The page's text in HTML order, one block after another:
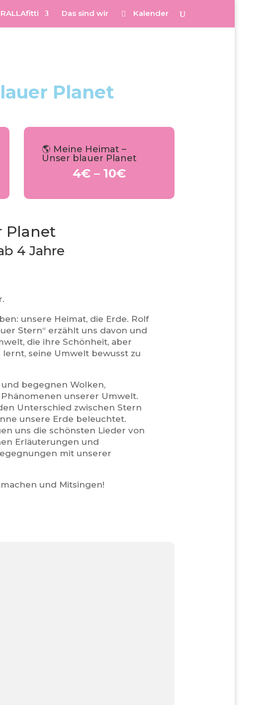
Das sind wir Kalender
Planet
🌎 Meine Heimat –
Unser blauer Planet
4€ – 10€
Planet
4 Jahre
unsere Heimat, die Erde. Rolf
Stern“ erzählt uns davon und
die ihre Schönheit, aber
seine Umwelt bewusst zu
begegnen Wolken,
unserer Umwelt.
Unterschied zwischen Stern
unsere Erde beleuchtet.
uns die schönsten Lieder von
Erläuterungen und
mit unserer
und Mitsingen!